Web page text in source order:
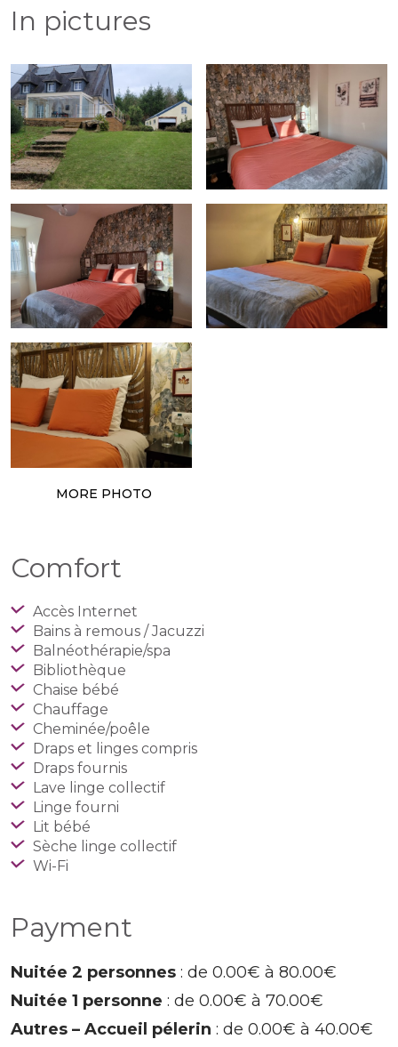
In pictures
MORE PHOTO
Comfort
Accès Internet
Bains à remous / Jacuzzi
Balnéothérapie/spa
Bibliothèque
Chaise bébé
Chauffage
Cheminée/poêle
Draps et linges compris
Draps fournis
Lave linge collectif
Linge fourni
Lit bébé
Sèche linge collectif
Wi-Fi
Payment
Nuitée 2 personnes : de 0.00€ à 80.00€
Nuitée 1 personne : de 0.00€ à 70.00€
Autres – Accueil pélerin : de 0.00€ à 40.00€